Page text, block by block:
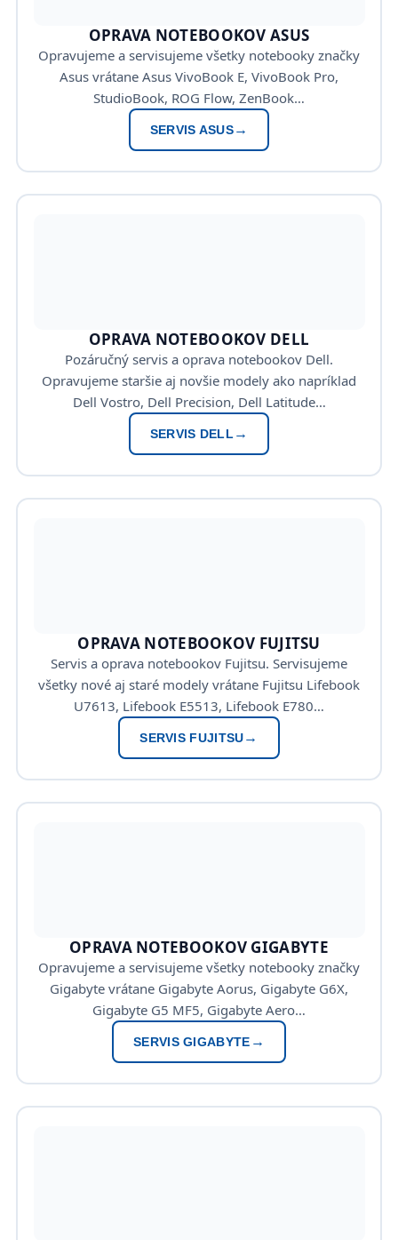
OPRAVA NOTEBOOKOV ASUS
Opravujeme a servisujeme všetky notebooky značky
Asus vrátane Asus VivoBook E, VivoBook Pro,
StudioBook, ROG Flow, ZenBook…
SERVIS ASUS
OPRAVA NOTEBOOKOV DELL
Pozáručný servis a oprava notebookov Dell.
Opravujeme staršie aj novšie modely ako napríklad
Dell Vostro, Dell Precision, Dell Latitude…
SERVIS DELL
OPRAVA NOTEBOOKOV FUJITSU
Servis a oprava notebookov Fujitsu. Servisujeme
všetky nové aj staré modely vrátane Fujitsu Lifebook
U7613, Lifebook E5513, Lifebook E780…
SERVIS FUJITSU
OPRAVA NOTEBOOKOV GIGABYTE
Opravujeme a servisujeme všetky notebooky značky
Gigabyte vrátane Gigabyte Aorus, Gigabyte G6X,
Gigabyte G5 MF5, Gigabyte Aero…
SERVIS GIGABYTE